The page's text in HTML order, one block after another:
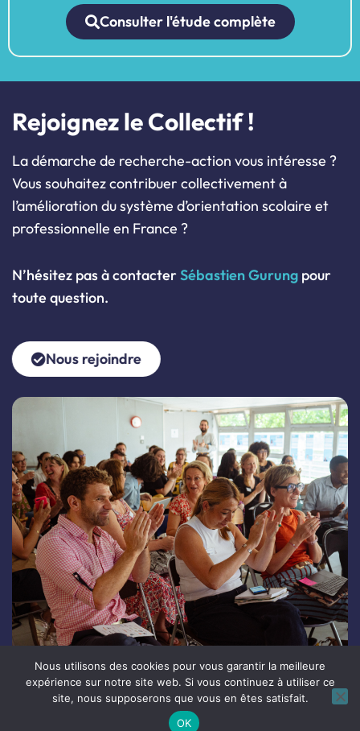
Consulter l'étude complète
Rejoignez le Collectif !
La démarche de recherche-action vous intéresse ?
Vous souhaitezcontribuer collectivement à
l’amélioration du système d’orientation scolaire et
professionnelle en France ?
N’hésitez pas à contacterSébastien Gurung pour
toute question.
Nous rejoindre
Qui sommes-nous ?
Les enjeux de l’orientation
Nous utilisons des cookies pour vous garantir la meilleure
expérience sur notre site web. Si vous continuez à utiliser ce
site, nous supposerons que vous en êtes satisfait.
OK